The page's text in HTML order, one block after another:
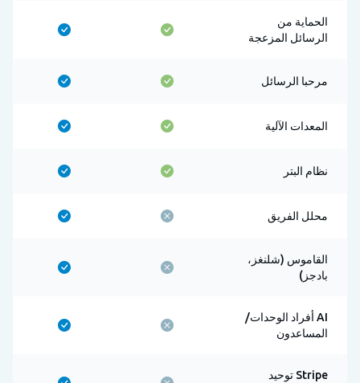
الحماية من
الرسائل المزعجة
مرحبا الرسائل
المعدات الآلية
نظام البتر
محلل الفريق
القاموس (شلنغز،
بادجز)
AI أفراد الوحدات/
المساعدون
Stripe توحيد